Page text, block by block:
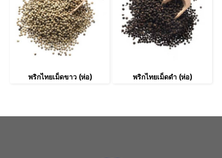
พริกไทยเม็ดขาว (ห่อ) พริกไทยเม็ดดำ (ห่อ)